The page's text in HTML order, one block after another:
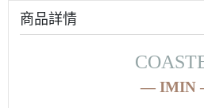
商品詳情
— IMIN